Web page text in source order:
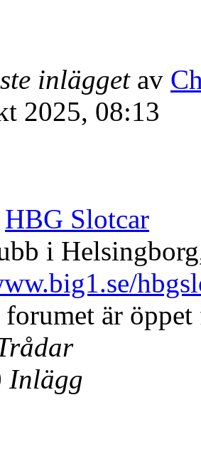
inläggetav
2025, 08:13
HBG Slotcar
i
forumet är
Inlägg